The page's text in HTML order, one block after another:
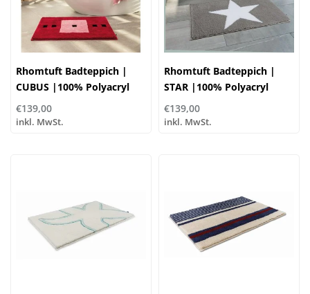
Rhomtuft Badteppich |
CUBUS |100% Polyacryl
€139,00
inkl. MwSt.
Rhomtuft Badteppich |
STAR |100% Polyacryl
€139,00
inkl. MwSt.